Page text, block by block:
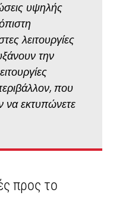
υψηλής
λειτουργίες
την
που
να εκτυπώνετε
προς το